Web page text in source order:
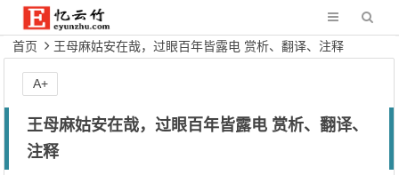
首页 王母麻姑安在哉，过眼百年皆露电 赏析、翻译、注释
王母麻姑安在哉，过眼百年皆露电 赏析、翻译、
注释
A+